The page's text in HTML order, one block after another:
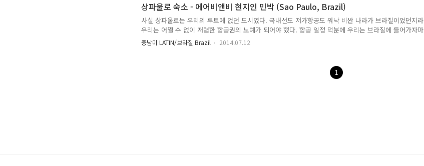
들었으니까. 얼핏보면 꽤나 럭셔리한 가정집처럼 보이는데 사실 이 곳은 여행자를 위한 게스트하..
상파울로 숙소 - 에어비앤비 현지인 민박 (Sao Paulo, Brazil)
사실 상파울로는 우리의 루트에 없던 도시였다. 국내선도 저가항공도 워낙 비싼 나라가 브라질이었던지라
우리는 어쩔 수 없이 저렴한 항공권의 노예가 되어야 했다. 항공 일정 덕분에 우리는 브라질에 들어가자마
자 상파울로에서의 반드시 몇 일을 머물어야 했다. 악명높은 상파울로 시내를 여행하고 싶은 욕심도 없고,
여행중에 만난 상파울로 친구는 마침 그 기간에 다른 도시로 휴가를 간다고 하니... 뭘하지? 그냥 공항 가
찾아 예약했다. 등록된 후기가 없어 조금 불안했지만 예약과정에서 뭐든 빠르고 친절하게 설명해주는 호스
트인 신시아(Cinthia)를 믿어보기로 했다. Airbnb? 에어비앤비란? 소개 및 쿠폰받기 ht..
중남미 LATIN/브라질 Brazil 2014.07.12
1